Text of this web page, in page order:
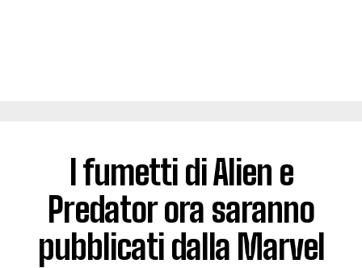
I fumetti di Alien e
Predator ora saranno
pubblicati dalla Marvel